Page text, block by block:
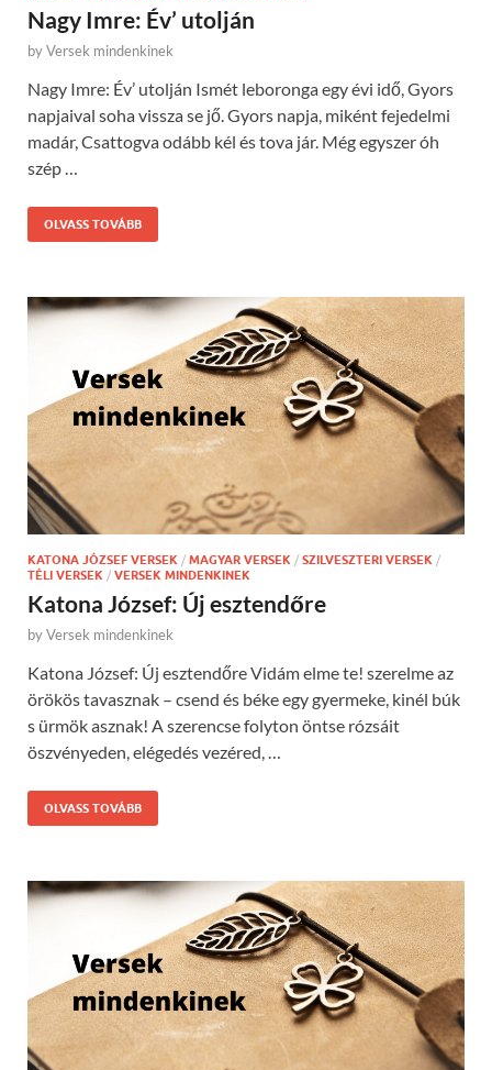
Nagy Imre: Év’ utolján
byVersek mindenkinek
Nagy Imre: Év’ utolján Ismét leboronga egy évi idő, Gyors
napjaival soha vissza se jő. Gyors napja, miként fejedelmi
madár, Csattogva odább kél és tova jár. Még egyszer óh
szép …
OLVASS TOVÁBB
KATONA JÓZSEF VERSEK / MAGYAR VERSEK / SZILVESZTERI VERSEK /
TÉLI VERSEK / VERSEK MINDENKINEK
Katona József: Új esztendőre
byVersek mindenkinek
Katona József: Új esztendőre Vidám elme te! szerelme az
örökös tavasznak – csend és béke egy gyermeke, kinél búk
s ürmök asznak! A szerencse folyton öntse rózsáit
öszvényeden, elégedés vezéred, …
OLVASS TOVÁBB